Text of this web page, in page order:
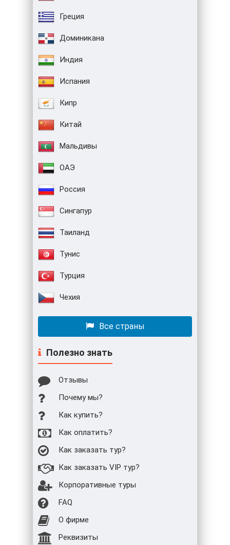
Греция
Доминикана
Индия
Испания
Кипр
Китай
Мальдивы
ОАЭ
Россия
Сингапур
Таиланд
Тунис
Турция
Чехия
Все страны
Полезно знать
Отзывы
Почему мы?
Как купить?
Как оплатить?
Как заказать тур?
Как заказать VIP тур?
Корпоративные туры
FAQ
О фирме
Реквизиты